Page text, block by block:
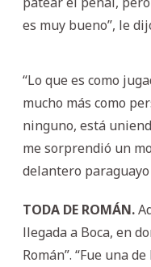
es muy bueno”, le
“Lo que es como
mucho más como
ninguno, está
me sorprendió un
delantero
TODA DE ROMÁN.
llegada a Boca, en
Román”. “Fue una